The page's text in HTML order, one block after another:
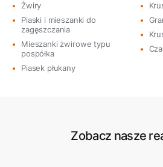
Żwiry
Piaski i mieszanki do
zagęszczania
Mieszanki żwirowe typu
pospółka
Piasek płukany
Zobacz nasze